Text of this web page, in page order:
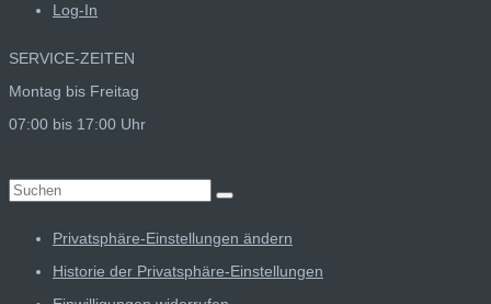
Log-In
SERVICE-ZEITEN
Montag bis Freitag
07:00 bis 17:00 Uhr
Suchen
Privatsphäre-Einstellungen ändern
Historie der Privatsphäre-Einstellungen